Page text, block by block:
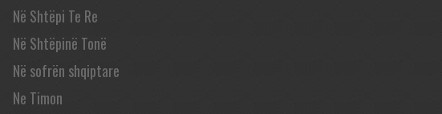
Në Shtëpi Te Re
Në Shtëpinë Tonë
Në sofrën shqiptare
Ne Timon